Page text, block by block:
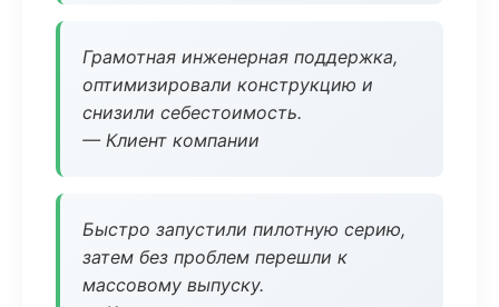
Грамотная инженерная поддержка,
оптимизировали конструкцию и
снизили себестоимость.
— Клиент компании
Быстро запустили пилотную серию,
затем без проблем перешли к
массовому выпуску.